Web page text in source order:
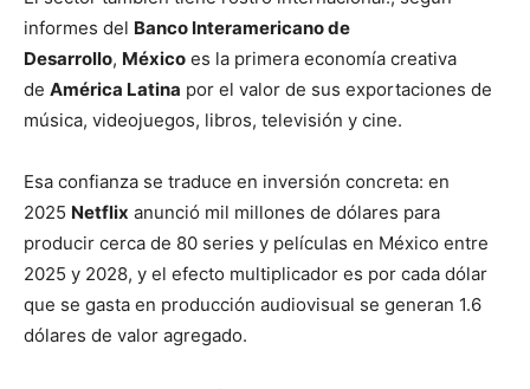
informes del Banco Interamericano de
Desarrollo, México es la primera economía creativa
de América Latina por el valor de sus exportaciones de
música, videojuegos, libros, televisión y cine.
Esa confianza se traduce en inversión concreta: en
2025 Netflix anunció mil millones de dólares para
producir cerca de 80 series y películas en México entre
2025 y 2028, y el efecto multiplicador es por cada dólar
que se gasta en producción audiovisual se generan 1.6
dólares de valor agregado.